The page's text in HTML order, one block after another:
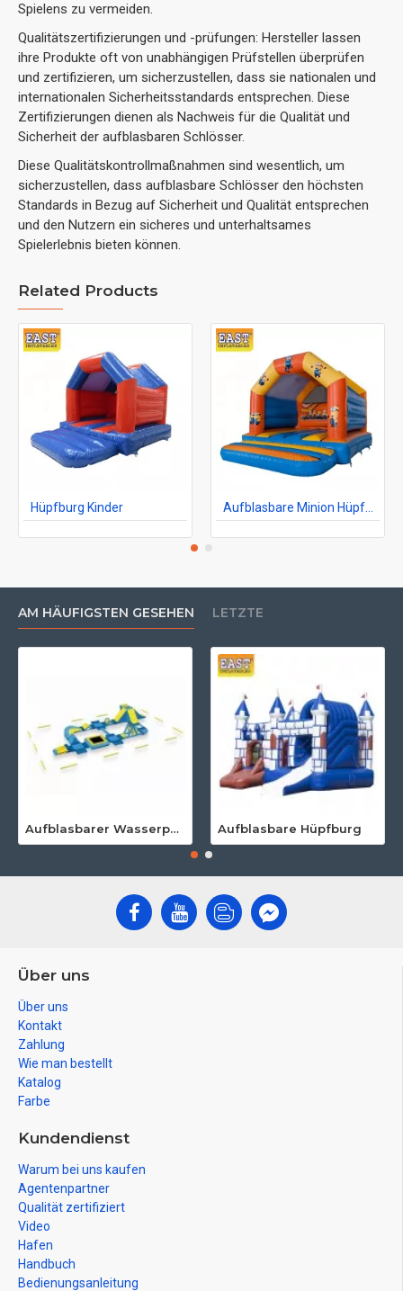
Spielens zu vermeiden.
Qualitätszertifizierungen und -prüfungen: Hersteller lassen
ihre Produkte oft von unabhängigen Prüfstellen überprüfen
und zertifizieren, um sicherzustellen, dass sie nationalen und
internationalen Sicherheitsstandards entsprechen. Diese
Zertifizierungen dienen als Nachweis für die Qualität und
Sicherheit der aufblasbaren Schlösser.
Diese Qualitätskontrollmaßnahmen sind wesentlich, um
sicherzustellen, dass aufblasbare Schlösser den höchsten
Standards in Bezug auf Sicherheit und Qualität entsprechen
und den Nutzern ein sicheres und unterhaltsames
Spielerlebnis bieten können.
Related Products
Hüpfburg Kinder
AM HÄUFIGSTEN GESEHEN LETZTE
Aufblasbarer Wasserpark Für Erwachsene Aufblasbare Hüpfburg
Über uns
Über uns
Kontakt
Zahlung
Wie man bestellt
Katalog
Farbe
Kundendienst
Warum bei uns kaufen
Agentenpartner
Qualität zertifiziert
Video
Hafen
Handbuch
Bedienungsanleitung